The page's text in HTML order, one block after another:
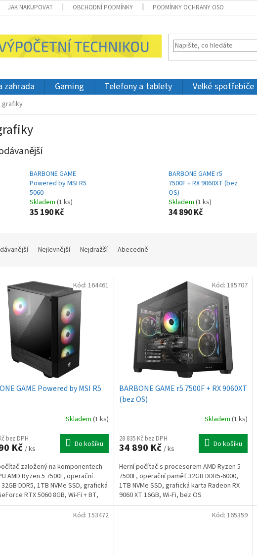
JAK NAKUPOVAT OBCHODNÍ PODMÍNKY PODMÍNKY OCHRANY OSOBNÍCH ÚDAJŮ
zahrada Gaming Telefony a tablety Velké spotřebiče
grafiky
BARBONE GAME
Powered by MSI R5
5060
Skladem (1 ks)
35 190 Kč
BARBONE GAME r5
7500F + RX 9060XT (bez
OS)
Skladem (1 ks)
34 890 Kč
Nejlevnější Nejdražší Abecedně
GAME Powered by MSI R5
Skladem (1 ks)
bez DPH
Kč / ks Do košíku
založený na komponentech
AMD Ryzen 5 7500F, operační
DDR5, 1TB NVMe SSD, grafická
RTX 5060 8GB, Wi-Fi + BT,
11 Home
Kód: 164461
BARBONE GAME r5 7500F + RX 9060XT
(bez OS)
Skladem (1 ks)
28 835 Kč bez DPH
34 890 Kč / ks Do košíku
Herní počítač s procesorem AMD Ryzen 5
7500F, operační paměť 32GB DDR5-6000,
1TB NVMe SSD, grafická karta Radeon RX
9060 XT 16GB, Wi-Fi, bez OS
Kód: 185707
Kód: 153472 Kód: 165359